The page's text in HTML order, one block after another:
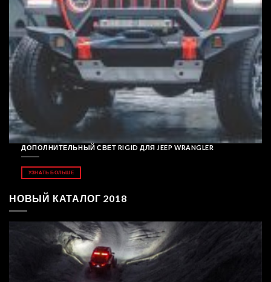
ДОПОЛНИТЕЛЬНЫЙ СВЕТ RIGID ДЛЯ JEEP WRANGLER
УЗНАТЬ БОЛЬШЕ
НОВЫЙ КАТАЛОГ 2018